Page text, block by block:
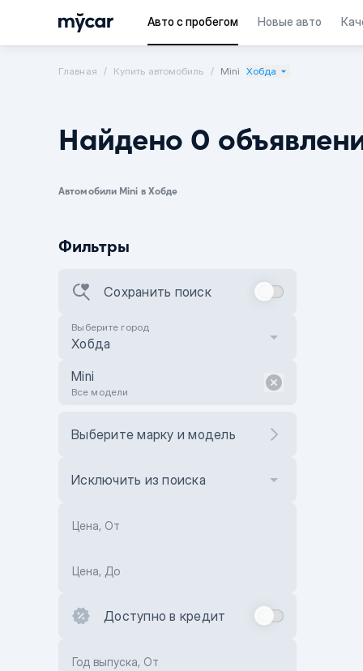
Авто с пробегом Новые авто
Главная Купить автомобиль Mini Хобда
Найдено 0
Автомобили Mini в Хобде
Фильтры
Сохранить поиск
Выберите город
Хобда
Mini
Все модели
Выберите марку и модель
Исключить из поиска
Цена, От
Цена, До
Доступно в кредит
Год выпуска, От